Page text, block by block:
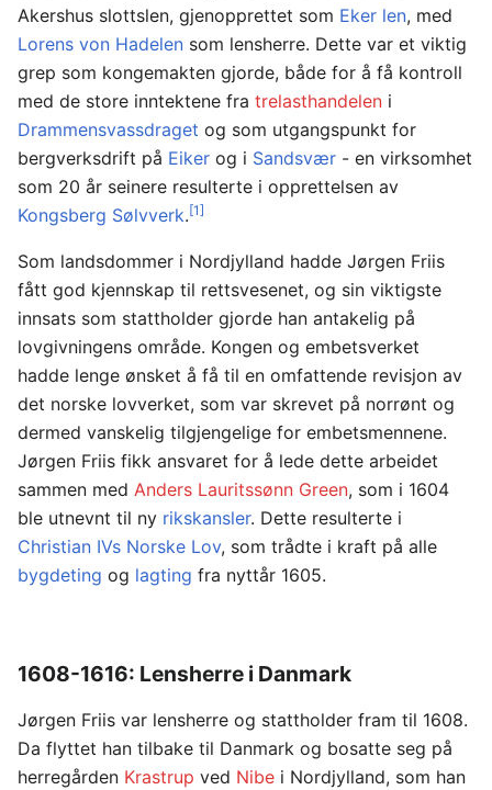
Akershus slottslen, gjenopprettet som Eker len, med
Lorens von Hadelen som lensherre. Dette var et viktig
grep som kongemakten gjorde, både for å få kontroll
med de store inntektene fra trelasthandelen i
Drammensvassdraget og som utgangspunkt for
bergverksdrift på Eiker og i Sandsvær - en virksomhet
som 20 år seinere resulterte i opprettelsen av
Kongsberg Sølvverk.[1]
Som landsdommer i Nordjylland hadde Jørgen Friis
fått god kjennskap til rettsvesenet, og sin viktigste
innsats som stattholder gjorde han antakelig på
lovgivningens område. Kongen og embetsverket
hadde lenge ønsket å få til en omfattende revisjon av
det norske lovverket, som var skrevet på norrønt og
dermed vanskelig tilgjengelige for embetsmennene.
Jørgen Friis fikk ansvaret for å lede dette arbeidet
sammen med Anders Lauritssønn Green, som i 1604
ble utnevnt til ny rikskansler. Dette resulterte i
Christian IVs Norske Lov, som trådte i kraft på alle
bygdeting og lagting fra nyttår 1605.
1608-1616: Lensherre i Danmark
Jørgen Friis var lensherre og stattholder fram til 1608.
Da flyttet han tilbake til Danmark og bosatte seg på
herregården Krastrup ved Nibe i Nordjylland, som han